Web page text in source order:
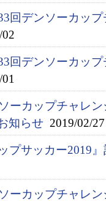
回デンソーカッ
回デンソーカッ
ソーカップチャレ
知らせ 2019/02/27
プサッカー2019
ソーカップチャレ